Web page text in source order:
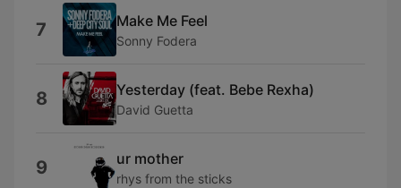
7 Make Me Feel
Sonny Fodera
8 Yesterday (feat. Bebe Rexha)
David Guetta
9 ur mother
rhys from the sticks